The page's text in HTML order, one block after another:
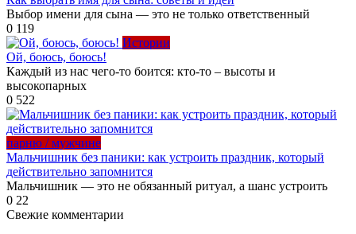
Выбор имени для сына — это не только ответственный
0 119
Истории
Ой, боюсь, боюсь!
Каждый из нас чего-то боится: кто-то – высоты и
высокопарных
0 522
парню / мужчине
Мальчишник без паники: как устроить праздник, который
действительно запомнится
Мальчишник — это не обязанный ритуал, а шанс устроить
0 22
Свежие комментарии